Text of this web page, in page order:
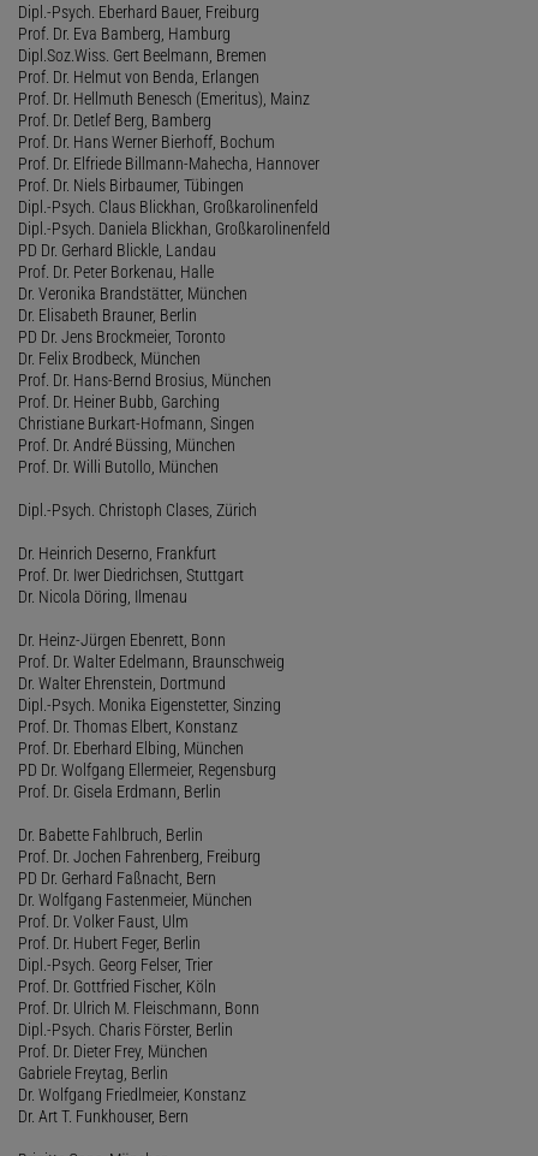
Dipl.-Psych. Eberhard Bauer, Freiburg
Prof. Dr. Eva Bamberg, Hamburg
Dipl.Soz.Wiss. Gert Beelmann, Bremen
Prof. Dr. Helmut von Benda, Erlangen
Prof. Dr. Hellmuth Benesch (Emeritus), Mainz
Prof. Dr. Detlef Berg, Bamberg
Prof. Dr. Hans Werner Bierhoff, Bochum
Prof. Dr. Elfriede Billmann-Mahecha, Hannover
Prof. Dr. Niels Birbaumer, Tübingen
Dipl.-Psych. Claus Blickhan, Großkarolinenfeld
Dipl.-Psych. Daniela Blickhan, Großkarolinenfeld
PD Dr. Gerhard Blickle, Landau
Prof. Dr. Peter Borkenau, Halle
Dr. Veronika Brandstätter, München
Dr. Elisabeth Brauner, Berlin
PD Dr. Jens Brockmeier, Toronto
Dr. Felix Brodbeck, München
Prof. Dr. Hans-Bernd Brosius, München
Prof. Dr. Heiner Bubb, Garching
Christiane Burkart-Hofmann, Singen
Prof. Dr. André Büssing, München
Prof. Dr. Willi Butollo, München
Dipl.-Psych. Christoph Clases, Zürich
Dr. Heinrich Deserno, Frankfurt
Prof. Dr. Iwer Diedrichsen, Stuttgart
Dr. Nicola Döring, Ilmenau
Dr. Heinz-Jürgen Ebenrett, Bonn
Prof. Dr. Walter Edelmann, Braunschweig
Dr. Walter Ehrenstein, Dortmund
Dipl.-Psych. Monika Eigenstetter, Sinzing
Prof. Dr. Thomas Elbert, Konstanz
Prof. Dr. Eberhard Elbing, München
PD Dr. Wolfgang Ellermeier, Regensburg
Prof. Dr. Gisela Erdmann, Berlin
Dr. Babette Fahlbruch, Berlin
Prof. Dr. Jochen Fahrenberg, Freiburg
PD Dr. Gerhard Faßnacht, Bern
Dr. Wolfgang Fastenmeier, München
Prof. Dr. Volker Faust, Ulm
Prof. Dr. Hubert Feger, Berlin
Dipl.-Psych. Georg Felser, Trier
Prof. Dr. Gottfried Fischer, Köln
Prof. Dr. Ulrich M. Fleischmann, Bonn
Dipl.-Psych. Charis Förster, Berlin
Prof. Dr. Dieter Frey, München
Gabriele Freytag, Berlin
Dr. Wolfgang Friedlmeier, Konstanz
Dr. Art T. Funkhouser, Bern